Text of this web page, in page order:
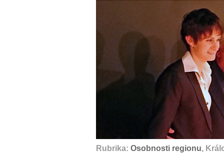
Rubrika: Osobnosti regionu,